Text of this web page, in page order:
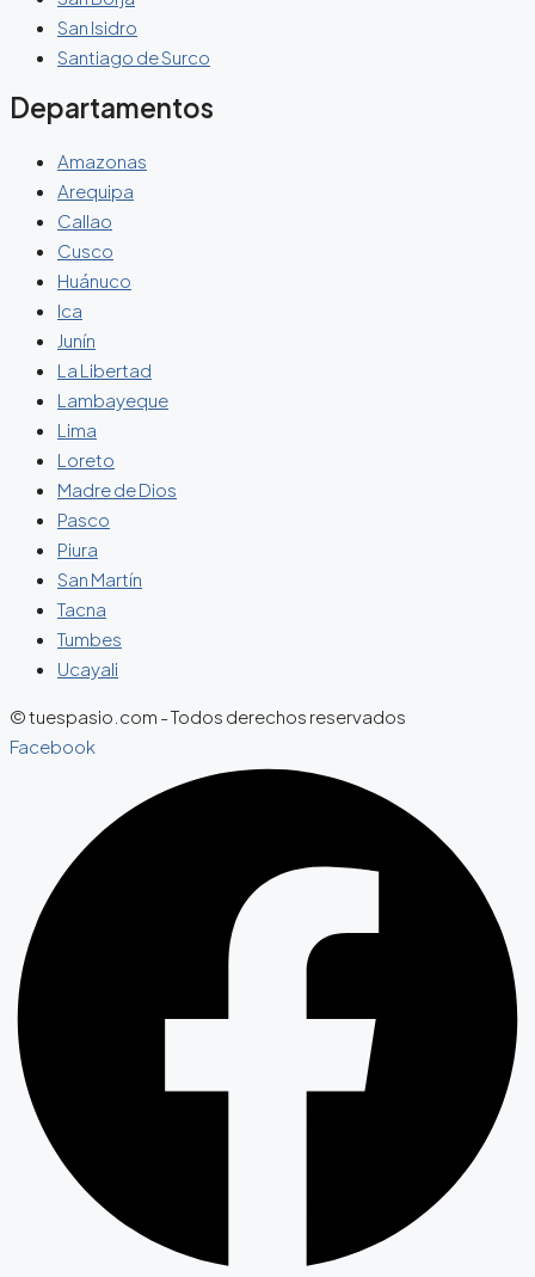
San Isidro
Santiago de Surco
Departamentos
Amazonas
Arequipa
Callao
Cusco
Huánuco
Ica
Junín
La Libertad
Lambayeque
Lima
Loreto
Madre de Dios
Pasco
Piura
San Martín
Tacna
Tumbes
Ucayali
© tuespasio.com - Todos derechos reservados
Facebook